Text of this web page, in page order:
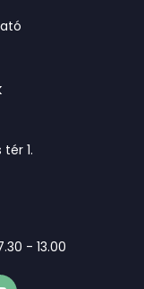
1.
- 13.00